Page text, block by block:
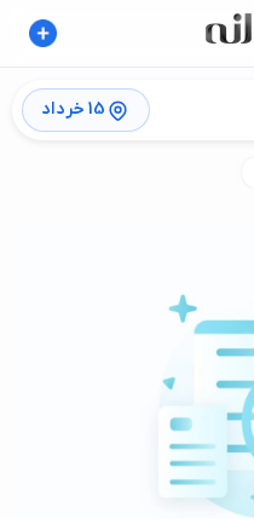
15 خرداد